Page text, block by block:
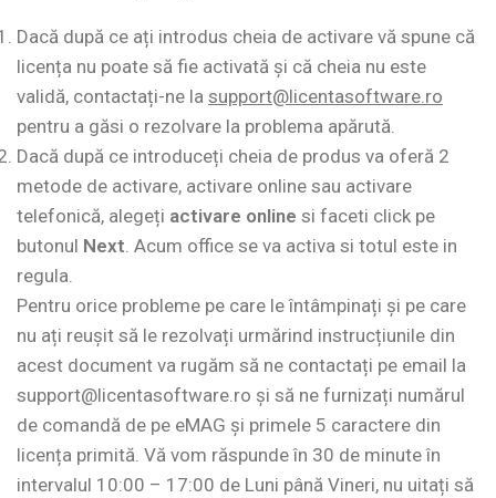
Dacă după ce ați introdus cheia de activare vă spune că
licența nu poate să fie activată și că cheia nu este
validă, contactați-ne la support@licentasoftware.ro
pentru a găsi o rezolvare la problema apărută.
Dacă după ce introduceți cheia de produs va oferă 2
metode de activare, activare online sau activare
telefonică, alegeți activare online si faceti click pe
butonul Next. Acum office se va activa si totul este in
regula.
Pentru orice probleme pe care le întâmpinați și pe care
nu ați reușit să le rezolvați urmărind instrucțiunile din
acest document va rugăm să ne contactați pe email la
support@licentasoftware.ro și să ne furnizați numărul
de comandă de pe eMAG și primele 5 caractere din
licența primită. Vă vom răspunde în 30 de minute în
intervalul 10:00 – 17:00 de Luni până Vineri, nu uitați să